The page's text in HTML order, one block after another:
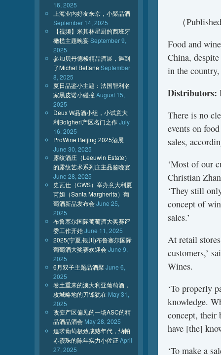
（
Food and
China,
in the
Distributors:
There is no
events on
sales,
‘Most of our
Christian
‘They still
concept of
sales.’
At retail
customers,’
Wines.
‘To properly
knowledge.
concept, their
have [the]
‘To make a
16, 2025
上海业内好友来京，小聚品酒
September 14, 2025
【视频】米其林星厨的西班牙
橄榄主题晚宴September 9,
2025
参加贝丹德梭精品酒展，遇到
了Michel Bettane September
8, 2025
夏日品鉴小主题：法国智利名
家黑皮诺小碰撞August 15,
2025
Deux W品酒小组，小试意大
利Bolgheri产区名门之作July
16, 2025
ProWine Beijing 2025酒展
June 30, 2025
露纹酒庄（Leeuwin Estate）
的露纹艺术系列庄主品鉴晚宴
June 28, 2025
史瓦仕（CWS）举办意大利夏
芮妲（Santa Margherita）葡
萄酒新品发布会June 25,
2025
布鲁塞尔国际葡萄酒大奖赛评
委工作开始June 11, 2025
2025(宁夏.银川)布鲁塞尔国际
葡萄酒大奖赛欢迎会June 9,
2025
6月双子主题品酒聚 June 6,
2025
卷土重来的澳大利亚葡萄酒，
攻城略地的刀锋犹在 May 31,
2025
改变产区偏见的一场ASC的精
品酒品酒会 May 28, 2025
追求葡萄极致成熟年代，纳帕
赤霞珠的陈年实力小佐证April
27, 2025